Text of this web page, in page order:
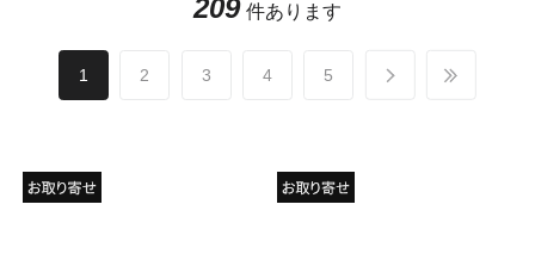
209 件あります
1 2 3 4 5